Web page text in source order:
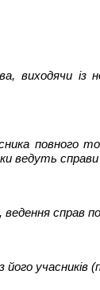
виходячи із
повного
ведуть
справ
учасників